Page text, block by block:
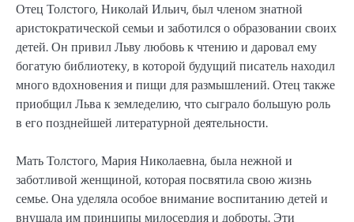
Отец Толстого, Николай Ильич, был членом знатной
аристократической семьи и заботился о образовании своих
детей. Он привил Льву любовь к чтению и даровал ему
богатую библиотеку, в которой будущий писатель находил
много вдохновения и пищи для размышлений. Отец также
приобщил Льва к земледелию, что сыграло большую роль
в его позднейшей литературной деятельности.
Мать Толстого, Мария Николаевна, была нежной и
заботливой женщиной, которая посвятила свою жизнь
семье. Она уделяла особое внимание воспитанию детей и
внушала им принципы милосердия и доброты. Эти